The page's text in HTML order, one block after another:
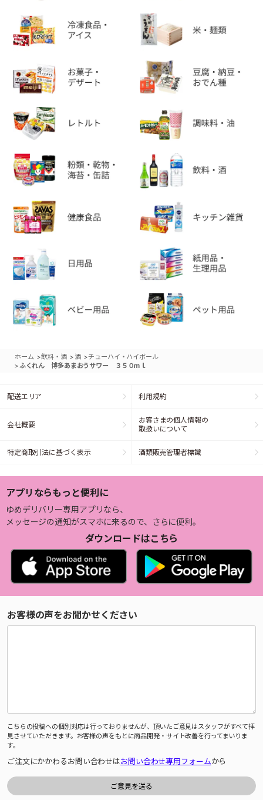
ホーム >飲料・酒 > 酒 >チューハイ・ハイボール
>ふくれん 博多あまおうサワー ３５０ｍｌ
配送エリア 利用規約
会社概要
お客さまの個人情報の
取扱いについて
特定商取引法に基づく表示 酒類販売管理者標識
アプリならもっと便利に
ゆめデリバリー専用アプリなら、
メッセージの通知がスマホに来るので、さらに便利。
ダウンロードはこちら
お客様の声をお聞かせください
こちらの投稿への個別対応は行っておりませんが、頂いたご意見はスタッフがすべて拝
見させていただきます。お客様の声をもとに商品開発・サイト改善を行ってまいりま
す。
ご注文にかかわるお問い合わせはお問い合わせ専用フォームから